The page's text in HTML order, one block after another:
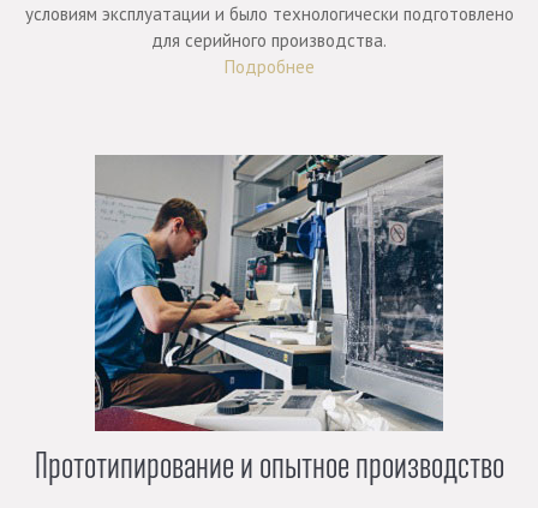
условиям эксплуатации и было технологически подготовлено
для серийного производства.
Подробнее
Прототипирование и опытное производство